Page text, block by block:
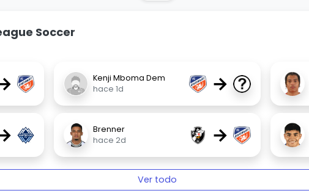
Soccer
Kenji Mboma Dem
hace 1d
→
Brenner
hace 2d
→
Ver todo